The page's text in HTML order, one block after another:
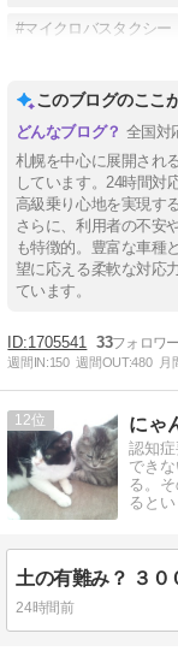
#マイクロバスタクシー
このブログのここ
全国対
札幌を中心に展開され
しています。24時間対
高級乗り心地を実現す
さらに、利用者の不安
も特徴的。豊富な車種
望に応える柔軟な対応
ています。
1705541 33
週間IN:150 週間OUT:480 月
12 にゃ
認知
でき
る。
ると
24時間前